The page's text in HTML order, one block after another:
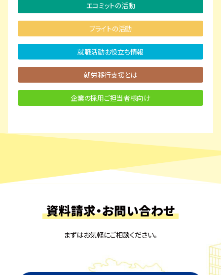
エコミットの活動
ブライトの活動
就職活動お役立ち情報
就労移行支援とは
企業の採用ご担当者様向け
資料請求・お問い合わせ
まずはお気軽にご相談ください。